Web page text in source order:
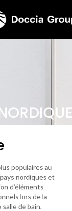
populaires au
nordiques et
d’éléments
lors de la
de bain.